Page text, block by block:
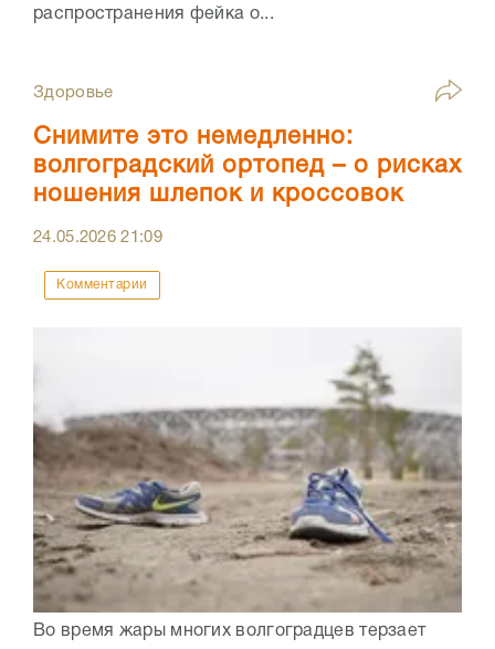
распространения фейка о...
Здоровье
Снимите это немедленно:
волгоградский ортопед – о рисках
ношения шлепок и кроссовок
24.05.202621:09
Комментарии
Во время жары многих волгоградцев терзает